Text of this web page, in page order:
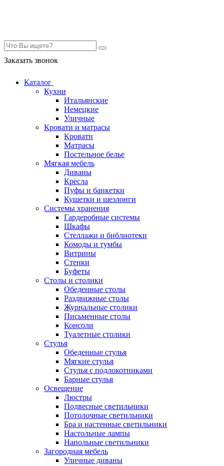
Заказать звонок
Каталог
Кухни
Итальянские
Немецкие
Уличные
Кровати и матрасы
Кровати
Матрасы
Постельное белье
Мягкая мебель
Диваны
Кресла
Пуфы и банкетки
Кушетки и шезлонги
Системы хранения
Гардеробные системы
Шкафы
Стеллажи и библиотеки
Комоды и тумбы
Витрины
Стенки
Буфеты
Столы и столики
Обеденные столы
Раздвижные столы
Журнальные столики
Письменные столы
Консоли
Туалетные столики
Стулья
Обеденные стулья
Мягкие стулья
Стулья с подлокотниками
Барные стулья
Освещение
Люстры
Подвесные светильники
Потолочные светильники
Бра и настенные светильники
Настольные лампы
Напольные светильники
Загородная мебель
Уличные диваны